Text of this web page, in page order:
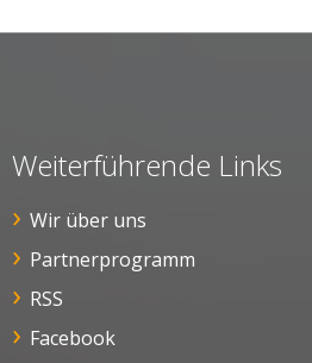
Weiterführende Links
Wir über uns
Partnerprogramm
RSS
Facebook